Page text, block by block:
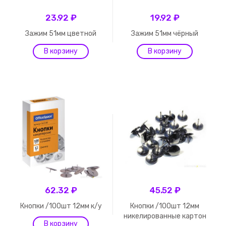
23.92 ₽
Зажим 51мм цветной
19.92 ₽
Зажим 51мм чёрный
62.32 ₽
Кнопки /100шт 12мм к/у
45.52 ₽
Кнопки /100шт 12мм
никелированные картон